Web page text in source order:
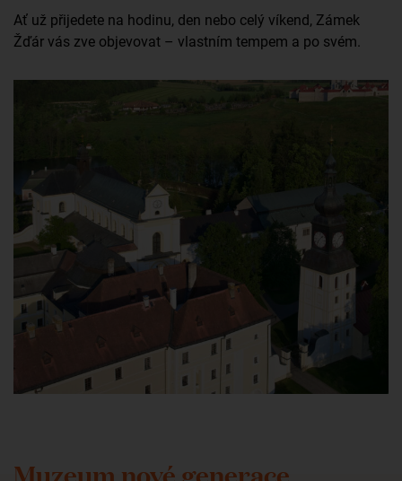
Ať už přijedete na hodinu, den nebo celý víkend, Zámek
Žďár vás zve objevovat – vlastním tempem a po svém.
Muzeum nové generace